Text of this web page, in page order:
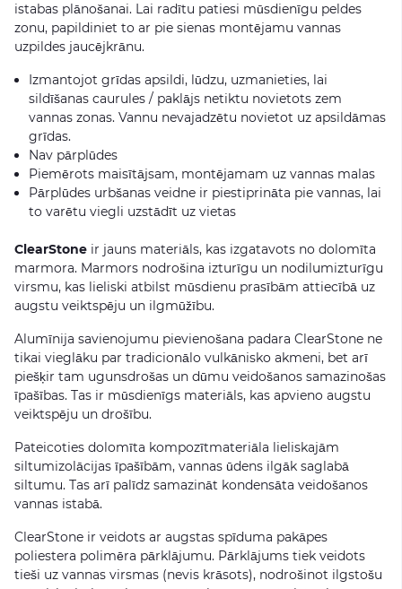
istabas plānošanai. Lai radītu patiesi mūsdienīgu peldes
zonu, papildiniet to ar pie sienas montējamu vannas
uzpildes jaucējkrānu.
Izmantojot grīdas apsildi, lūdzu, uzmanieties, lai
sildīšanas caurules / paklājs netiktu novietots zem
vannas zonas. Vannu nevajadzētu novietot uz apsildāmas
grīdas.
Nav pārplūdes
Piemērots maisītājsam, montējamam uz vannas malas
Pārplūdes urbšanas veidne ir piestiprināta pie vannas, lai
to varētu viegli uzstādīt uz vietas
ClearStone ir jauns materiāls, kas izgatavots no dolomīta
marmora. Marmors nodrošina izturīgu un nodilumizturīgu
virsmu, kas lieliski atbilst mūsdienu prasībām attiecībā uz
augstu veiktspēju un ilgmūžību.
Alumīnija savienojumu pievienošana padara ClearStone ne
tikai vieglāku par tradicionālo vulkānisko akmeni, bet arī
piešķir tam ugunsdrošas un dūmu veidošanos samazinošas
īpašības. Tas ir mūsdienīgs materiāls, kas apvieno augstu
veiktspēju un drošību.
Pateicoties dolomīta kompozītmateriāla lieliskajām
siltumizolācijas īpašībām, vannas ūdens ilgāk saglabā
siltumu. Tas arī palīdz samazināt kondensāta veidošanos
vannas istabā.
ClearStone ir veidots ar augstas spīduma pakāpes
poliestera polimēra pārklājumu. Pārklājums tiek veidots
tieši uz vannas virsmas (nevis krāsots), nodrošinot ilgstošu